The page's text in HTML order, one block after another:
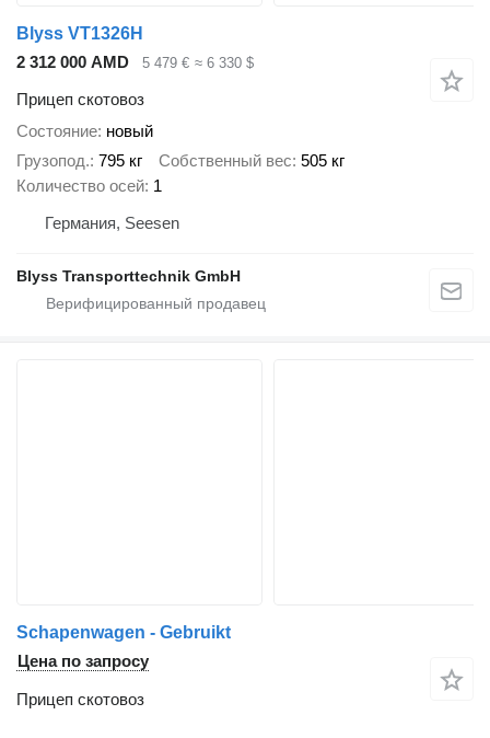
Blyss VT1326H
2 312 000 AMD
5 479 € ≈ 6 330 $
Прицеп скотовоз
Состояние новый
Грузопод. 795 кг Собственный вес 505 кг
Количество осей 1
Германия, Seesen
Blyss Transporttechnik GmbH
Schapenwagen - Gebruikt
Цена по запросу
Прицеп скотовоз